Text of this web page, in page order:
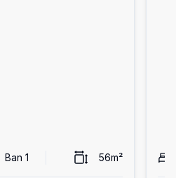
Ban 1 56m²